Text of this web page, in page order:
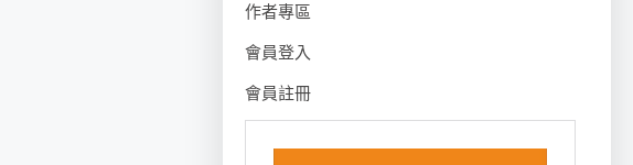
作者專區
會員登入
會員註冊